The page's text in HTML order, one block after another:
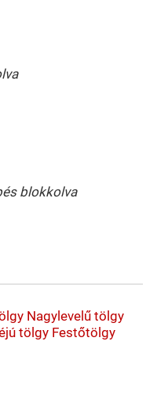
blokkolva
Nagylevelű tölgy
tölgy Festőtölgy